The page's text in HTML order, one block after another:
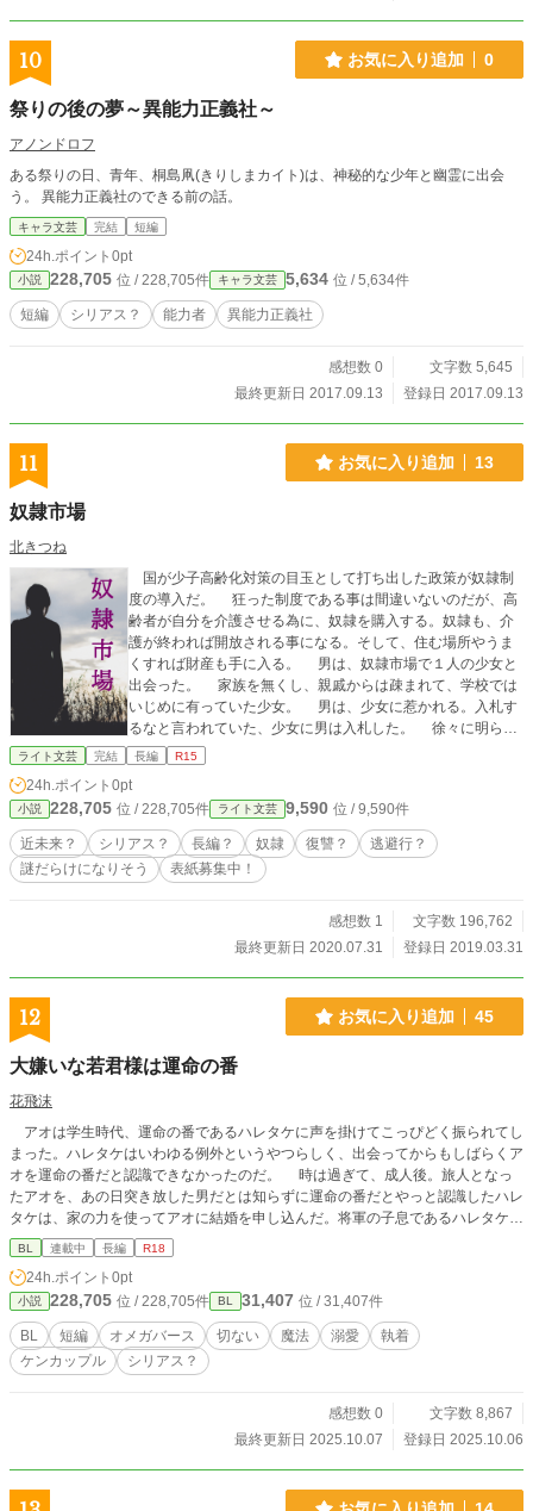
10 お気に入り追加 0
祭りの後の夢～異能力正義社～
アノンドロフ
ある祭りの日、青年、桐島凧(きりしまカイト)は、神秘的な少年と幽霊に出会
う。 異能力正義社のできる前の話。
キャラ文芸 完結 短編
24h.ポイント 0pt
小説 228,705 位 / 228,705件 キャラ文芸 5,634 位 / 5,634件
短編 シリアス？ 能力者 異能力正義社
感想数 0
文字数 5,645
最終更新日 2017.09.13
登録日 2017.09.13
11 お気に入り追加 13
奴隷市場
北きつね
国が少子高齢化対策の目玉として打ち出した政策が奴隷制
度の導入だ。 狂った制度である事は間違いないのだが、高
齢者が自分を介護させる為に、奴隷を購入する。奴隷も、介
護が終われば開放される事になる。そして、住む場所やうま
くすれば財産も手に入る。 男は、奴隷市場で１人の少女と
出会った。 家族を無くし、親戚からは疎まれて、学校では
いじめに有っていた少女。 男は、少女に惹かれる。入札す
るなと言われていた、少女に男は入札した。 徐々に明らか
になっていく、二人の因果。そして、その先に待ち受けてい
ライト文芸 完結 長編 R15
24h.ポイント 0pt
小説 228,705 位 / 228,705件 ライト文芸 9,590 位 / 9,590件
近未来？ シリアス？ 長編？ 奴隷 復讐？
逃避行？
謎だらけになりそう
表紙募集中！
感想数 1
文字数 196,762
最終更新日 2020.07.31
登録日 2019.03.31
12 お気に入り追加 45
大嫌いな若君様は運命の番
花飛沫
アオは学生時代、運命の番であるハレタケに声を掛けてこっぴどく振られてし
まった。ハレタケはいわゆる例外というやつらしく、出会ってからもしばらくア
オを運命の番だと認識できなかったのだ。 時は過ぎて、成人後。旅人となっ
たアオを、あの日突き放した男だとは知らずに運命の番だとやっと認識したハレ
タケは、家の力を使ってアオに結婚を申し込んだ。将軍の子息であるハレタケに
逆らえず結婚する事になってしまったが、アオはあの日以来ハレタケの事を心底
嫌っており‥‥。 ※受けが割と口が悪いです ※特殊設定として、物語の中の世
界では名前の漢字を知られてしまうと呪術にかけられたりする恐れがある為、下
の名前はカタカナで表記しています
BL 連載中 長編 R18
24h.ポイント 0pt
小説 228,705 位 / 228,705件 BL 31,407 位 / 31,407件
BL 短編 オメガバース 切ない 魔法 溺愛
執着
ケンカップル
シリアス？
感想数 0
文字数 8,867
最終更新日 2025.10.07
登録日 2025.10.06